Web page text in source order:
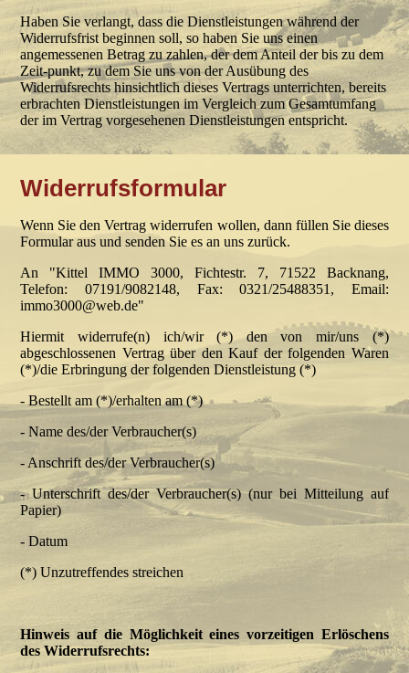
Haben Sie verlangt, dass die Dienstleistungen während der
Widerrufsfrist beginnen soll, so haben Sie uns einen
angemessenen Betrag zu zahlen, der dem Anteil der bis zu dem
Zeit-punkt, zu dem Sie uns von der Ausübung des
Widerrufsrechts hinsichtlich dieses Vertrags unterrichten, bereits
erbrachten Dienstleistungen im Vergleich zum Gesamtumfang
der im Vertrag vorgesehenen Dienstleistungen entspricht.
Widerrufsformular
Wenn Sie den Vertrag widerrufen wollen, dann füllen Sie dieses
Formular aus und senden Sie es an uns zurück.
An "Kittel IMMO 3000, Fichtestr. 7, 71522 Backnang,
Telefon: 07191/9082148, Fax: 0321/25488351, Email:
immo3000@web.de"
Hiermit widerrufe(n) ich/wir (*) den von mir/uns (*)
abgeschlossenen Vertrag über den Kauf der folgenden Waren
(*)/die Erbringung der folgenden Dienstleistung (*)
- Bestellt am (*)/erhalten am (*)
- Name des/der Verbraucher(s)
- Anschrift des/der Verbraucher(s)
- Unterschrift des/der Verbraucher(s) (nur bei Mitteilung auf
Papier)
- Datum
(*) Unzutreffendes streichen
Hinweis auf die Möglichkeit eines vorzeitigen Erlöschens
des Widerrufsrechts: